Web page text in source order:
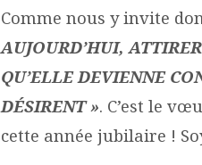
Comme nous y invite
AUJOURD’HUI,
QU’ELLE DEVIENNE
DÉSIRENT ». C’est le
cette année jubilaire !